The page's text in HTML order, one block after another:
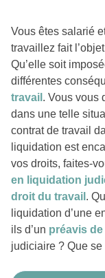
Vous êtes salarié
travaillez fait
Qu’elle soit
différentes
travail . Vous vous
dans une telle
contrat de travail
liquidation est
vos droits, faites-
en liquidation
droit du travail .
liquidation d’une
ils d’un préavis
judiciaire ? Que